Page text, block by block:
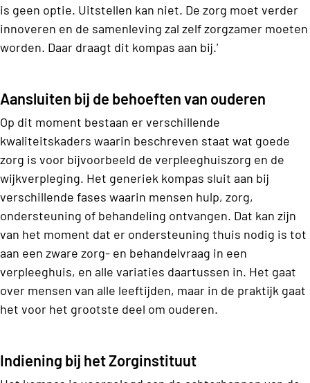
is geen optie. Uitstellen kan niet. De zorg moet verder
innoveren en de samenleving zal zelf zorgzamer moeten
worden. Daar draagt dit kompas aan bij.'
Aansluiten bij de behoeften van ouderen
Op dit moment bestaan er verschillende
kwaliteitskaders waarin beschreven staat wat goede
zorg is voor bijvoorbeeld de verpleeghuiszorg en de
wijkverpleging. Het generiek kompas sluit aan bij
verschillende fases waarin mensen hulp, zorg,
ondersteuning of behandeling ontvangen. Dat kan zijn
van het moment dat er ondersteuning thuis nodig is tot
aan een zware zorg- en behandelvraag in een
verpleeghuis, en alle variaties daartussen in. Het gaat
over mensen van alle leeftijden, maar in de praktijk gaat
het voor het grootste deel om ouderen.
Indiening bij het Zorginstituut